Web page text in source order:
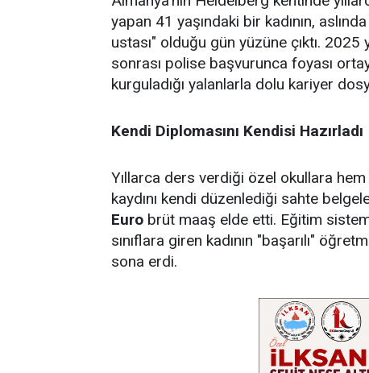
yapan 41 yaşındaki bir kadının,
ustası" olduğu gün yüzüne çıktı. 2025
sonrası polise başvurunca foyası
kurguladığı yalanlarla dolu kariyer
Kendi Diplomasını Kendisi Hazırladı
Yıllarca ders verdiği özel okullara
kaydını kendi düzenlediği sahte
Euro brüt maaş elde etti. Eğitim
sınıflara giren kadının "başarılı"
sona erdi.